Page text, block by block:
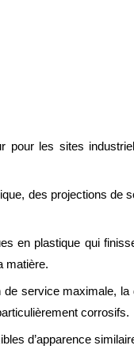
pour les sites
des projections de
en plastique qui
matière.
service maximale, la
corrosifs.
d’apparence